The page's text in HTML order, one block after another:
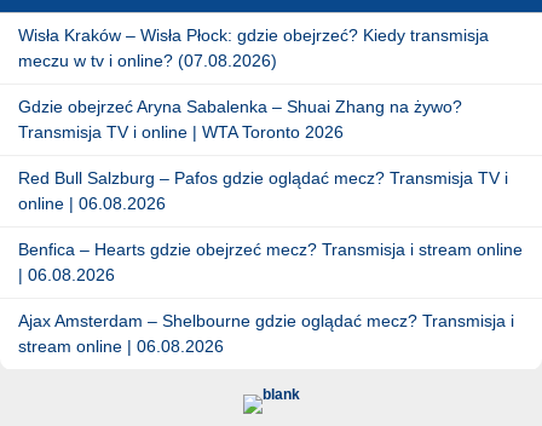
Wisła Kraków – Wisła Płock: gdzie obejrzeć? Kiedy transmisja
meczu w tv i online? (07.08.2026)
Gdzie obejrzeć Aryna Sabalenka – Shuai Zhang na żywo?
Transmisja TV i online | WTA Toronto 2026
Red Bull Salzburg – Pafos gdzie oglądać mecz? Transmisja TV i
online | 06.08.2026
Benfica – Hearts gdzie obejrzeć mecz? Transmisja i stream online
| 06.08.2026
Ajax Amsterdam – Shelbourne gdzie oglądać mecz? Transmisja i
stream online | 06.08.2026